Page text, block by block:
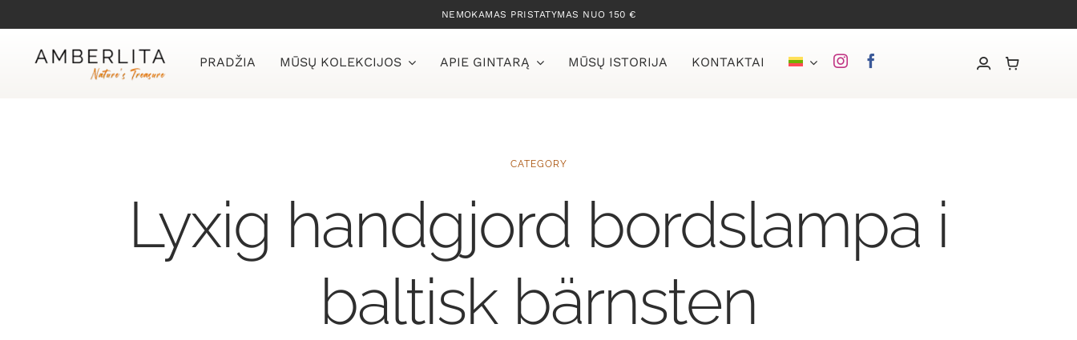
to
content
NEMOKAMAS PRISTATYMAS NUO 150 €
PRADŽIA MŪSŲ KOLEKCIJOS APIE GINTARĄ MŪSŲ ISTORIJA KONTAKTAI
CATEGORY
Lyxig handgjord bordslampa i
baltisk bärnsten